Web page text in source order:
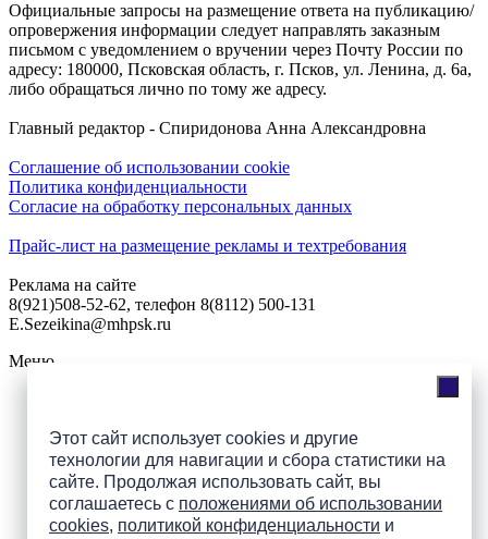
Этот сайт использует cookies и другие
технологии для навигации и сбора статистики на
сайте. Продолжая использовать сайт, вы
соглашаетесь с положениями об использовании
cookies, политикой конфиденциальности и
Официальные запросы на размещение ответа на публикацию/
опровержения информации следует направлять заказным
письмом с уведомлением о вручении через Почту России по
адресу: 180000, Псковская область, г. Псков, ул. Ленина, д. 6а,
либо обращаться лично по тому же адресу.
Главный редактор - Спиридонова Анна Александровна
Соглашение об использовании cookie
Политика конфиденциальности
Согласие на обработку персональных данных
Прайс-лист на размещение рекламы и техтребования
Реклама на сайте
8(921)508-52-62, телефон 8(8112) 500-131
E.Sezeikina@mhpsk.ru
Меню
Слушать радио «7 небо» онлайн
Подпишись на группы